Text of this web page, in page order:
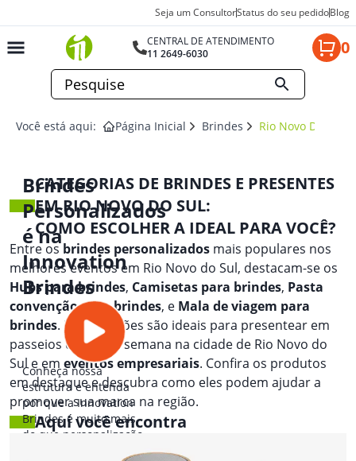
Seja um ConsultorStatus do seu pedidoBlog
CENTRAL DE ATENDIMENTO
11 2649-6030
0
Você está aqui: Página Inicial Brindes Rio Novo Do Sul
Brindes
Personalizados
é na
Innovation
Brindes
Conheça nossa
estrutura e entenda
por que a Innovation
Brindes é muito mais
do que personalização.
CATEGORIAS DE BRINDES E PRESENTES
EM RIO NOVO DO SUL:
COMO ESCOLHER A IDEAL PARA VOCÊ?
Entre osbrindes personalizados mais populares nos
melhores eventos em Rio Novo do Sul, destacam-se os
Hubs para brindes, Camisetas para brindes, Pasta
convenção para brindes, e Mala de viagem para
brindes. Essas opções são ideais para presentear em
passeios de fim de semana na cidade de Rio Novo do
Sul e em eventos empresariais. Confira os produtos
em destaque e descubra como eles podem ajudar a
promover sua marca na região.
Aqui você encontra